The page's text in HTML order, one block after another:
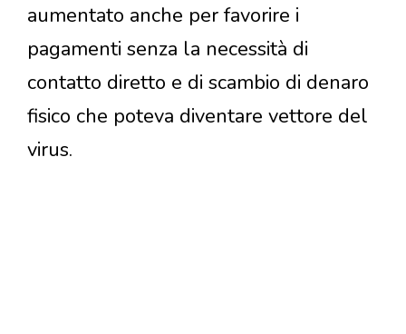
aumentato anche per favorire i
pagamenti senza la necessità di
contatto diretto e di scambio di denaro
fisico che poteva diventare vettore del
virus.